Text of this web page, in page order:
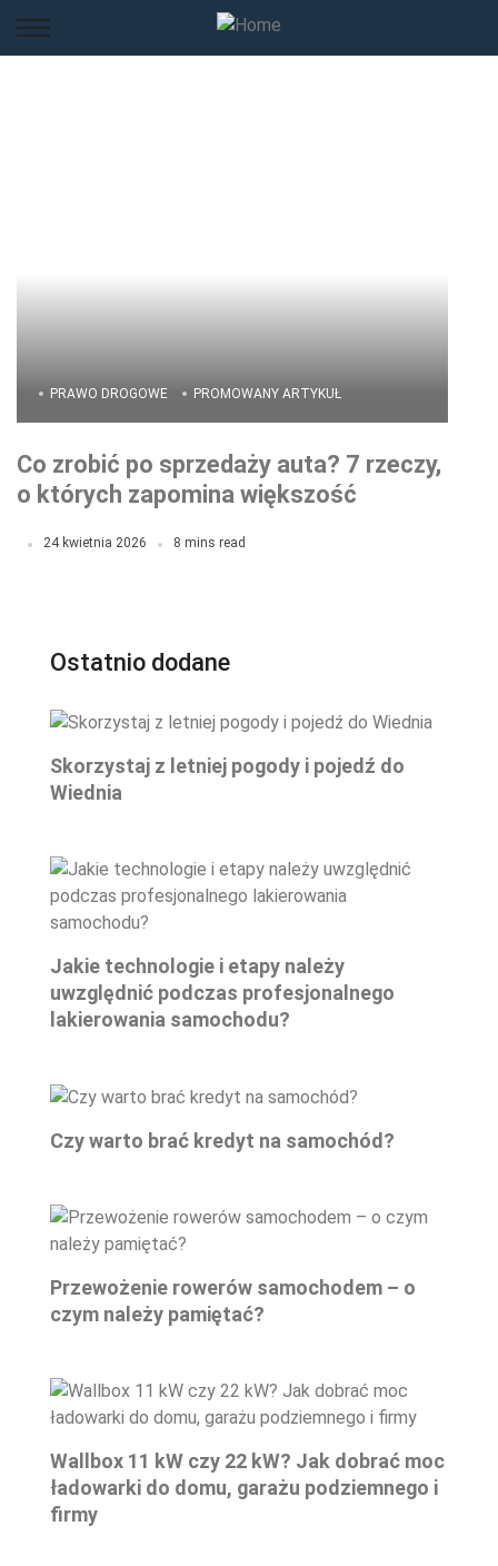
PRAWO DROGOWE PROMOWANY ARTYKUŁ
Co zrobić po sprzedaży auta? 7 rzeczy,
o których zapomina większość
24 kwietnia 2026 8 mins read
Ostatnio dodane
Skorzystaj z letniej pogody i pojedź do
Wiednia
Jakie technologie i etapy należy
uwzględnić podczas profesjonalnego
lakierowania samochodu?
Czy warto brać kredyt na samochód?
Przewożenie rowerów samochodem – o
czym należy pamiętać?
Wallbox 11 kW czy 22 kW? Jak dobrać moc
ładowarki do domu, garażu podziemnego i
firmy